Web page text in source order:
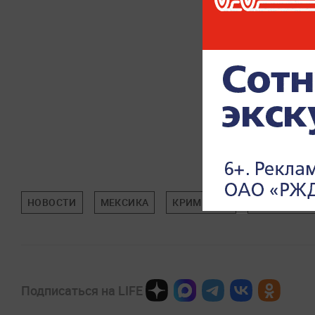
НОВОСТИ МЕКСИКА КРИМИНАЛ
Подписаться на LIFE